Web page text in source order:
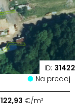
ID: 31422
Na predaj
122,93 €/m²